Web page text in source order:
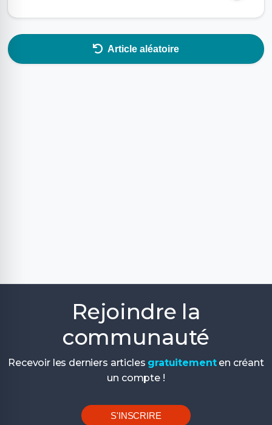
Article aléatoire
Rejoindre la
communauté
Recevoir les derniers articles gratuitementen créant
un compte !
S'INSCRIRE